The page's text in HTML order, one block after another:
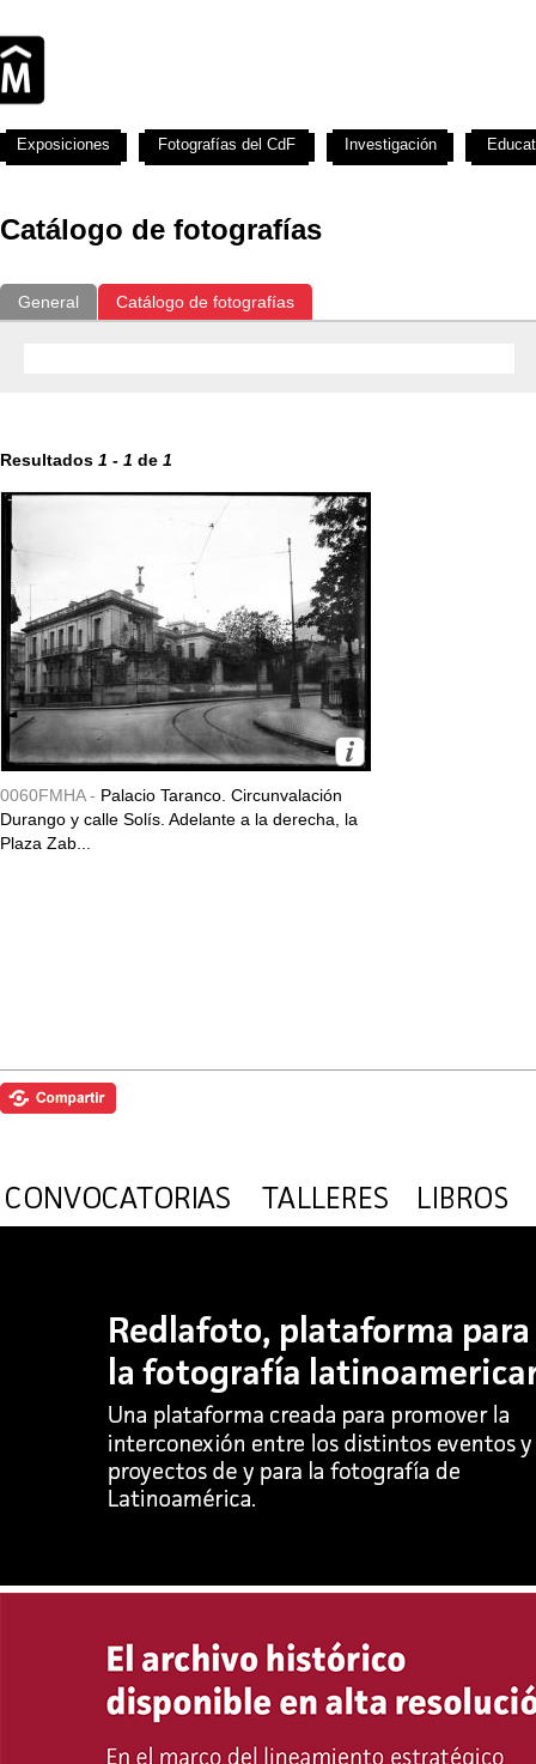
Catálogo de fotografías
General Catálogo de fotografías
Resultados 1 - 1 de 1
0060FMHA - Palacio Taranco. Circunvalación
Durango y calle Solís. Adelante a la derecha, la
Plaza Zab...
Exposiciones Fotografías del CdF Investigación